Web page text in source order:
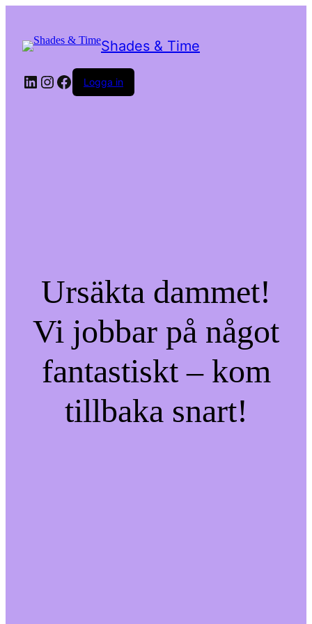
Shades & Time
LinkedIn
Instagram
Facebook
Logga in
Ursäkta dammet!
Vi jobbar på något
fantastiskt – kom
tillbaka snart!